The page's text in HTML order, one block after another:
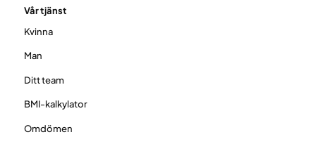
Vår tjänst
Kvinna
Man
Ditt team
BMI-kalkylator
Omdömen